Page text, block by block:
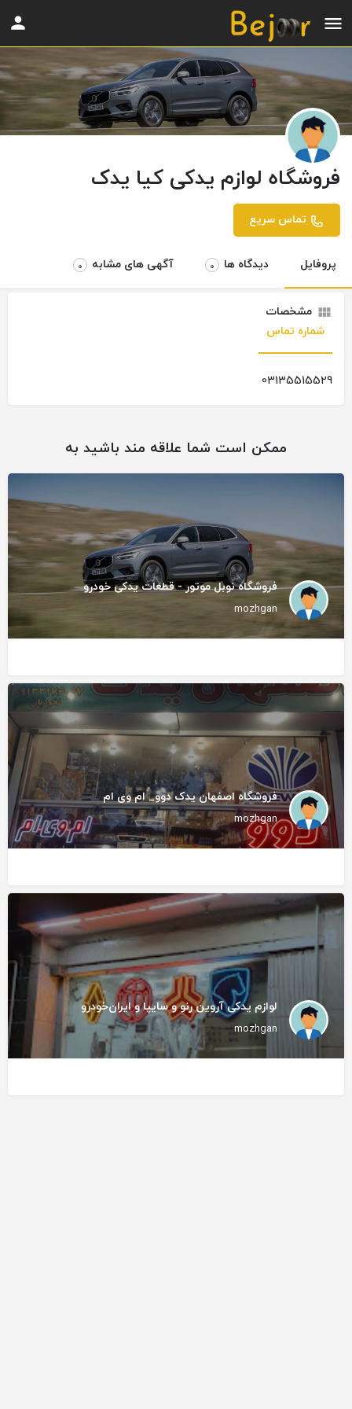
فروشگاه لوازم یدکی کیا یدک
تماس سریع
پروفایل دیدگاه ها 0 آگهی های مشابه 0
مشخصات
شماره تماس
03135515529
ممکن است شما علاقه مند باشید به
فروشگاه نوبل موتور - قطعات یدکی خودرو
mozhgan
فروشگاه اصفهان یدک دوو_ ام وی ام
mozhgan
لوازم یدکی آروین رنو و سایپا و ایران‌خودرو
mozhgan